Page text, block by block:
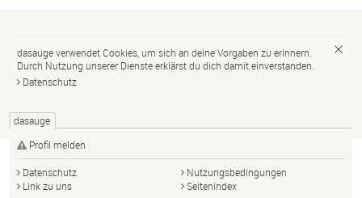
dasauge verwendet Cookies, um sich an deine Vorgaben zu erinnern.
Durch Nutzung unserer Dienste erklärst du dich damit einverstanden.
Datenschutz
dasauge
Profil melden
Datenschutz
Nutzungsbedingungen
Link zu uns
Seitenindex